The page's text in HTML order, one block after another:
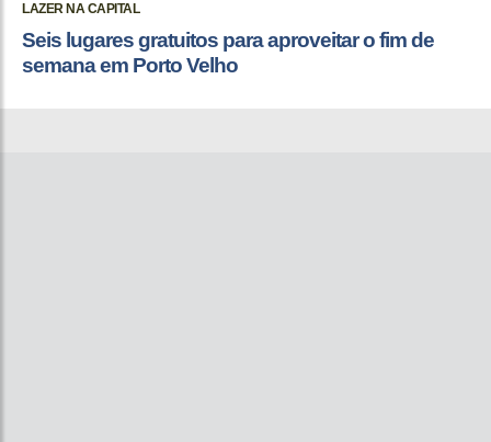
LAZER NA CAPITAL
Seis lugares gratuitos para aproveitar o fim de
semana em Porto Velho